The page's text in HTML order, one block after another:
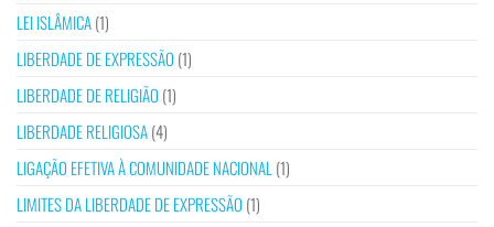
LEI ISLÂMICA(1)
LIBERDADE DE EXPRESSÃO (1)
LIBERDADE DE RELIGIÃO (1)
LIBERDADE RELIGIOSA(4)
LIGAÇÃO EFETIVA À COMUNIDADE NACIONAL (1)
LIMITES DA LIBERDADE DE EXPRESSÃO (1)